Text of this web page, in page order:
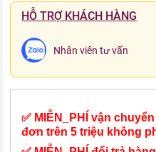
HỖ TRỢ KHÁCH HÀNG
Nhân viên tư vấn
✅ MIỄN_PHÍ vận
đơn trên 5 triệu không